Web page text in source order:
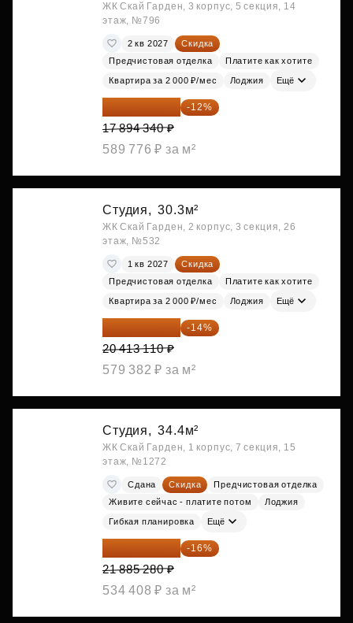
ЖК Скай Гарден, 3 корпус, 5 секция, 14
этаж, №796
2 кв 2027
Скидка
Предчистовая отделка
Платите как хотите
Квартира за 2 000 ₽/мес Лоджия Ещё
15 747 019 ₽ -12%
17 894 340 ₽
589 776 ₽ за м²
Студия, 30.3м²
ЖК Скай Гарден, 2 корпус, 3 секция, 26
этаж, №532
1 кв 2027
Скидка
Предчистовая отделка
Платите как хотите
Квартира за 2 000 ₽/мес Лоджия Ещё
17 555 275 ₽ -14%
20 413 110 ₽
579 382 ₽ за м²
Студия, 34.4м²
ЖК Скай Гарден, 1 корпус, 7 секция, 15
этаж, №1272
Сдана Скидка
Предчистовая отделка
Живите сейчас - платите потом
Лоджия
Гибкая планировка Ещё
18 383 635 ₽ -16%
21 885 280 ₽
534 408 ₽ за м²